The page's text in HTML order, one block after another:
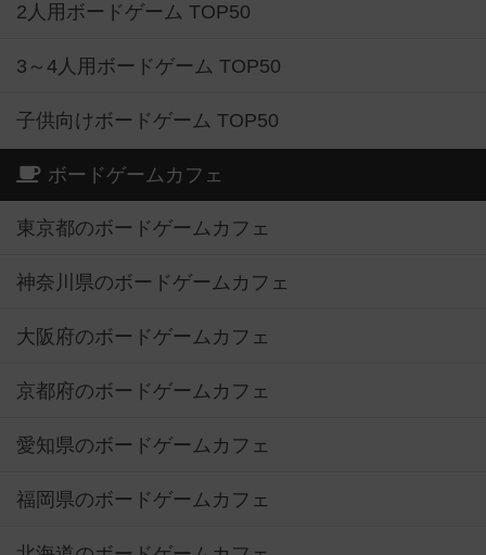
2人用ボードゲーム TOP50
3～4人用ボードゲーム TOP50
子供向けボードゲーム TOP50
ボードゲームカフェ
東京都のボードゲームカフェ
神奈川県のボードゲームカフェ
大阪府のボードゲームカフェ
京都府のボードゲームカフェ
愛知県のボードゲームカフェ
福岡県のボードゲームカフェ